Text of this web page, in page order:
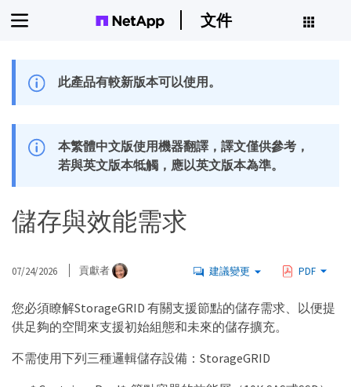
文件
此產品有較新版本可以使用。
本繁體中文版使用機器翻譯，譯文僅供參考，
若與英文版本牴觸，應以英文版本為準。
儲存與效能需求
07/24/2026 貢獻者 建議變更 PDF
您必須瞭解StorageGRID 有關支援節點的儲存需求、以便提
供足夠的空間來支援初始組態和未來的儲存擴充。
不需使用下列三種邏輯儲存設備：StorageGRID